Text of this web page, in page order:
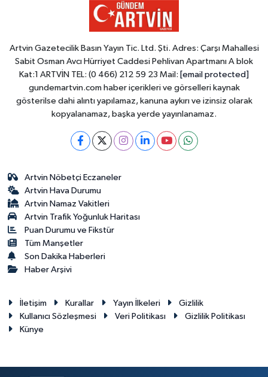
Artvin Gazetecilik Basın Yayın Tic. Ltd. Şti. Adres: Çarşı Mahallesi
Sabit Osman Avcı Hürriyet Caddesi Pehlivan Apartmanı A blok
Kat:1 ARTVİN TEL: (0 466) 212 59 23 Mail: [email protected]
gundemartvin.com haber içerikleri ve görselleri kaynak
gösterilse dahi alıntı yapılamaz, kanuna aykırı ve izinsiz olarak
kopyalanamaz, başka yerde yayınlanamaz.
Artvin Nöbetçi Eczaneler
Artvin Hava Durumu
Artvin Namaz Vakitleri
Artvin Trafik Yoğunluk Haritası
Puan Durumu ve Fikstür
Tüm Manşetler
Son Dakika Haberleri
Haber Arşivi
İletişim Kurallar Yayın İlkeleri
Gizlilik
Kullanıcı Sözleşmesi
Veri Politikası
Gizlilik Politikası
Künye